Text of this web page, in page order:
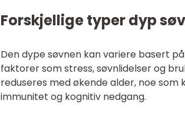
Forskjellige typer dyp
Den dype søvnen kan variere basert
faktorer som stress, søvnlidelser og
reduseres med økende alder, noe
immunitet og kognitiv nedgang.